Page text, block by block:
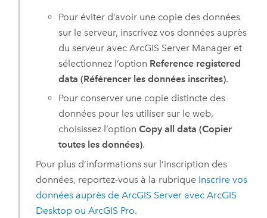
Pour éviter d’avoir une copie des données
sur le serveur, inscrivez vos données auprès
du serveur avecArcGIS Server Manager et
sélectionnez l’option Reference registered
data (Référencer les données inscrites).
Pour conserver une copie distincte des
données pour les utiliser sur le web,
choisissez l’optionCopy all data (Copier
toutes les données).
Pour plus d’informations sur l’inscription des
données, reportez-vous à la rubrique Inscrire vos
données auprès de ArcGIS Serveravec ArcGIS
Desktopou ArcGIS Pro.